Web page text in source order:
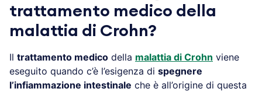
trattamento medico della
malattia di Crohn?
Il trattamento medico della malattia di Crohn viene
eseguito quando c’è l’esigenza di spegnere
l’infiammazione intestinale che è all’origine di questa